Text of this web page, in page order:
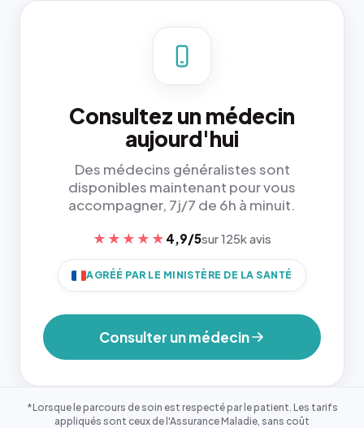
Consultez un médecin
aujourd'hui
Des médecins généralistes sont
disponibles maintenant pour vous
accompagner, 7j/7 de 6h à minuit.
★★★★★ 4,9/5sur 125k avis
AGRÉÉ PAR LE MINISTÈRE DE LA SANTÉ
Consulter un médecin
*Lorsque le parcours de soin est respecté par le patient. Les tarifs
appliqués sont ceux de l'Assurance Maladie, sans coût